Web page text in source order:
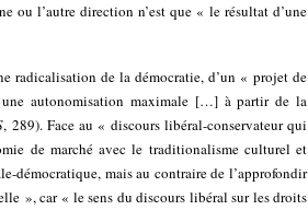
ou l’autre direction n’est que « le résultat d’une
radicalisation de la démocratie, d’un « projet de
autonomisation maximale […] à partir de la
, 289). Face au « discours libéral-conservateur qui
de marché avec le traditionalisme culturel et
démocratique, mais au contraire de l’approfondir
», car « le sens du discours libéral sur les droits